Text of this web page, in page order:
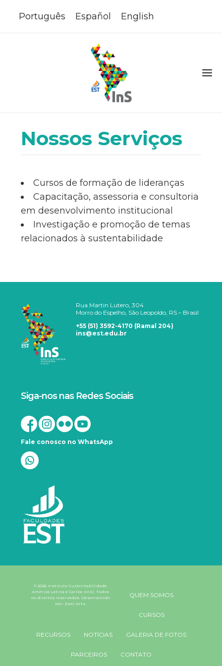
Português Español English
Nossos Serviços
Cursos de formação de lideranças
Capacitação, assessoria e consultoria
em desenvolvimento institucional
Investigação e promoção de temas
relacionados à sustentabilidade
Rua Martin Lutero, 304
Morro do Espelho, São Leopoldo, RS – Brasil
+55 (51) 3592-4170 (Ramal 204)
ins@est.edu.br
Siga-nos nas Redes Sociais
Fale conosco no WhatsApp
© 2026 Instituto Sustentabilidade
América Latina e Caribe (InS). Todos
os direitos reservados. Desenvolvido
por: Zwei Arts.
QUEM SOMOS
CURSOS
RECURSOS NOTÍCIAS GALERIA DE FOTOS
PARCEIROS CONTATO